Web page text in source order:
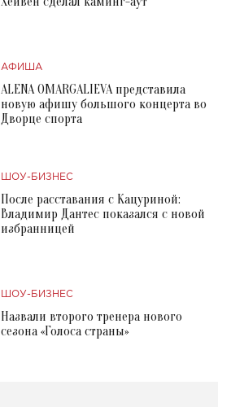
АФИША
ALENA OMARGALIEVA представила
новую афишу большого концерта во
Дворце спорта
ШОУ-БИЗНЕС
После расставания с Кацуриной:
Владимир Дантес показался с новой
избранницей
ШОУ-БИЗНЕС
Назвали второго тренера нового
сезона «Голоса страны»